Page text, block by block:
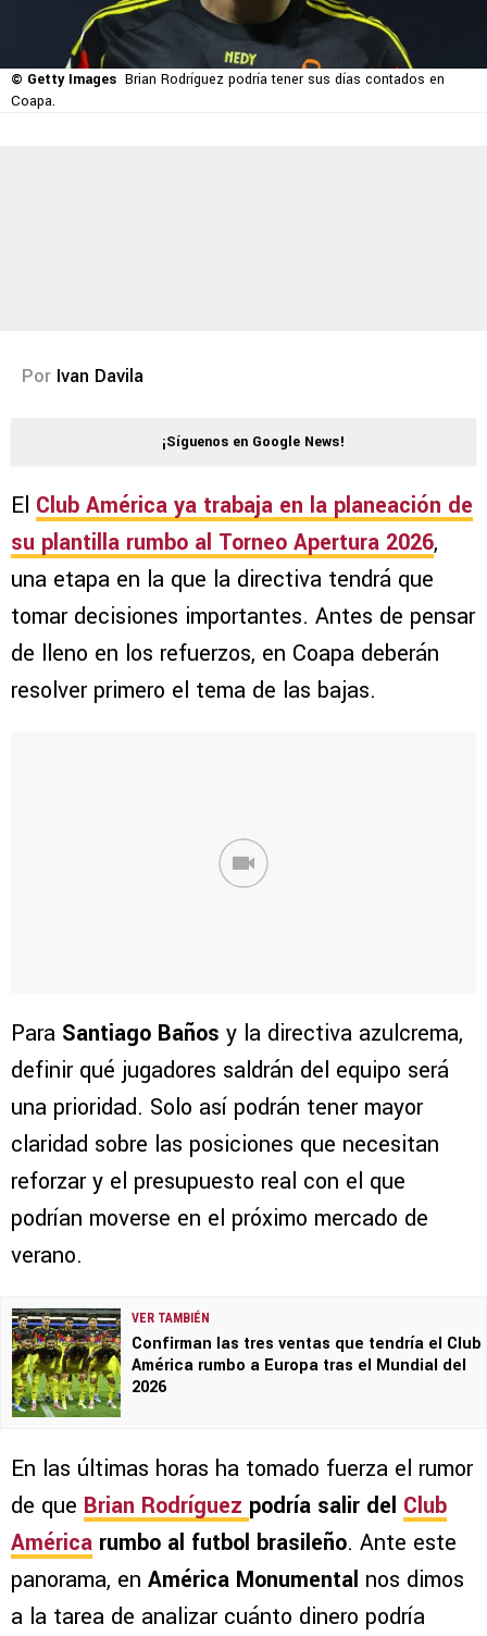
© Getty Images Brian Rodríguez podría tener sus días contados en
Coapa.
Por Ivan Davila
¡Síguenos en Google News!
El Club América ya trabaja en la planeación de
su plantilla rumbo al Torneo Apertura 2026,
una etapa en la que la directiva tendrá que
tomar decisiones importantes. Antes de pensar
de lleno en los refuerzos, en Coapa deberán
resolver primero el tema de las bajas.
Para Santiago Baños y la directiva azulcrema,
definir qué jugadores saldrán del equipo será
una prioridad. Solo así podrán tener mayor
claridad sobre las posiciones que necesitan
reforzar y el presupuesto real con el que
podrían moverse en el próximo mercado de
verano.
VER TAMBIÉN
Confirman las tres ventas que tendría el Club
América rumbo a Europa tras el Mundial del
2026
En las últimas horas ha tomado fuerza el rumor
de que Brian Rodríguez podría salir del Club
América rumbo al futbol brasileño. Ante este
panorama, en América Monumental nos dimos
a la tarea de analizar cuánto dinero podría